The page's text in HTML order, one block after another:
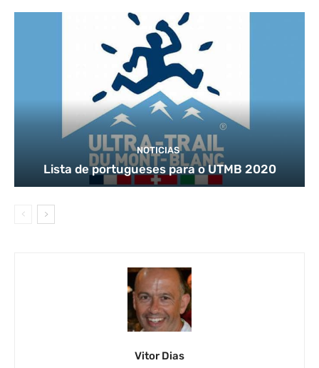
NOTICIAS
Lista de portugueses para o UTMB 2020
Vitor Dias